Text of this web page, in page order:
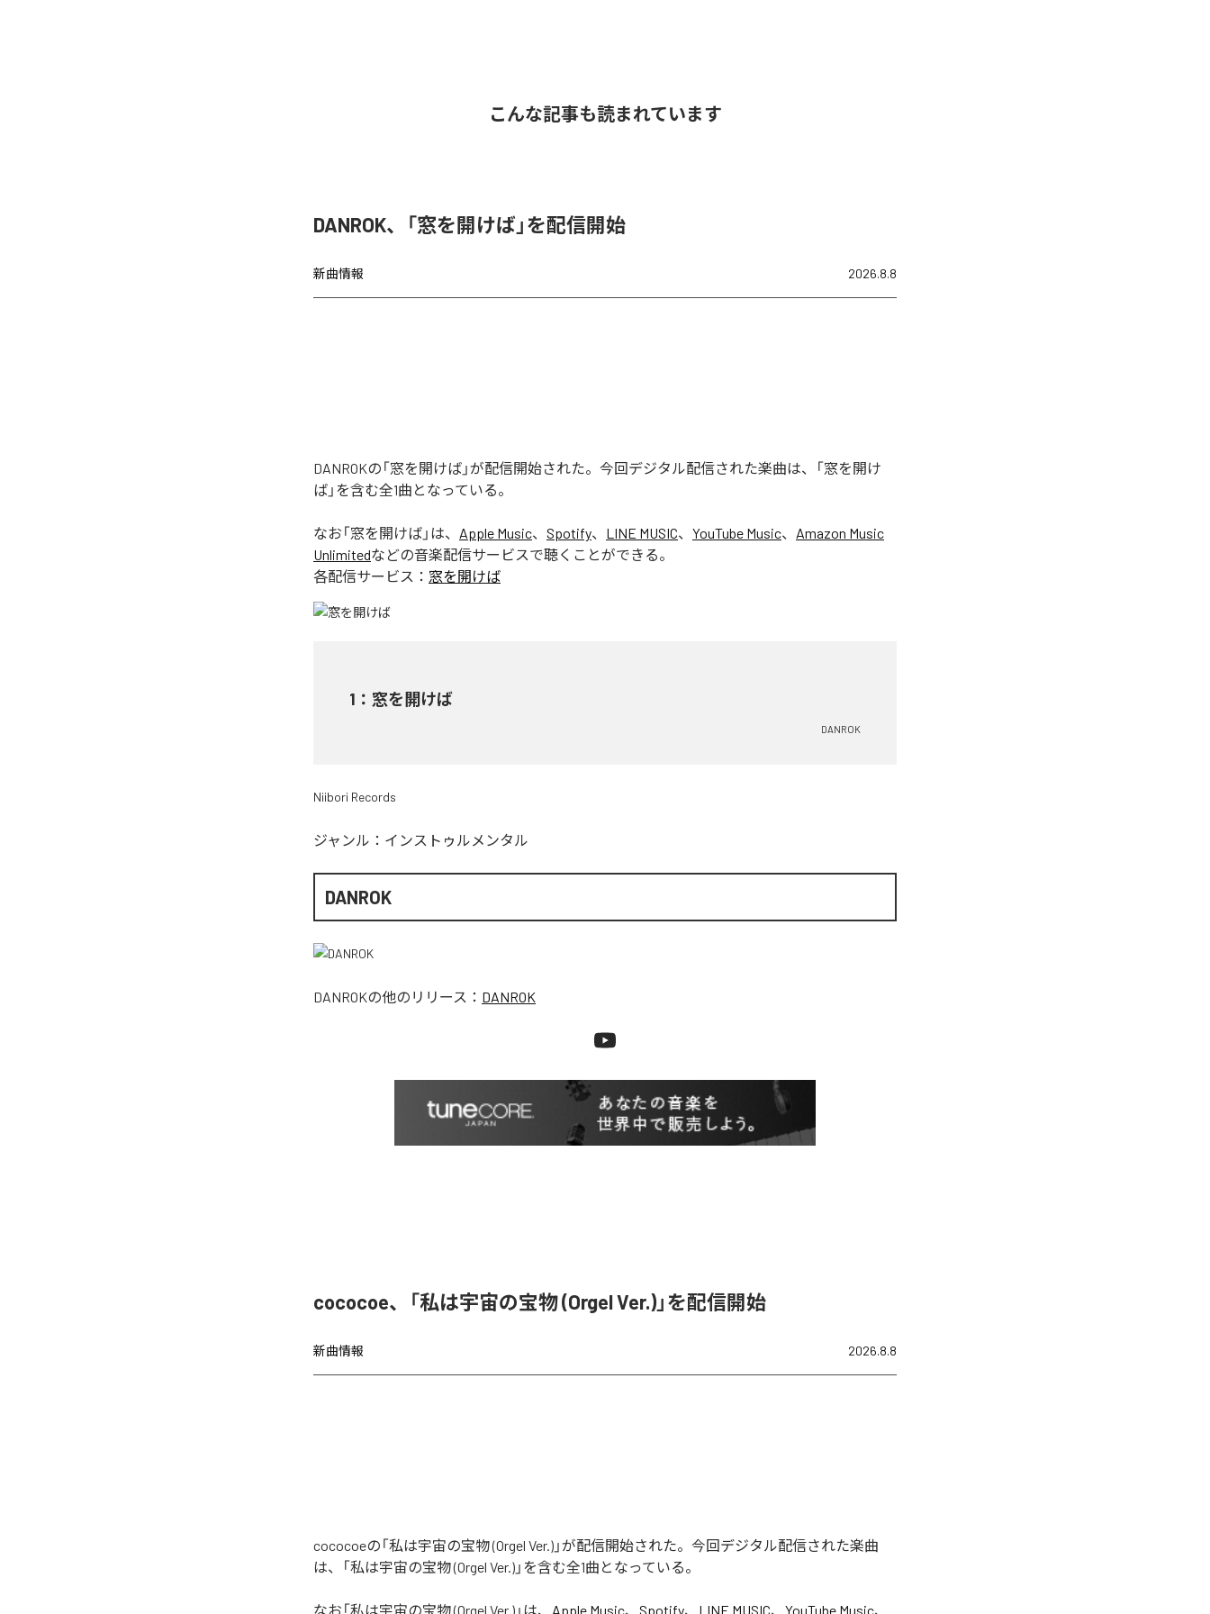
こんな記事も読まれています
DANROK、「窓を開けば」を配信開始
新曲情報 2026.8.8
DANROKの「窓を開けば」が配信開始された。今回デジタル配信された楽曲は、「窓を開け
ば」を含む全1曲となっている。
なお「窓を開けば 」は、 Apple Music、 Spotify、 LINE MUSIC、 YouTube Music、 Amazon Music
Unlimitedなどの音楽配信サービスで聴くことができる。
各配信サービス： 窓を開けば
1 ： 窓を開けば
DANROK
Niibori Records
ジャンル： インストゥルメンタル
DANROK
DANROKの他のリリース： DANROK
cococoe、「私は宇宙の宝物 (Orgel Ver.)」を配信開始
新曲情報 2026.8.8
cococoeの「私は宇宙の宝物 (Orgel Ver.)」が配信開始された。今回デジタル配信された楽曲
は、「私は宇宙の宝物 (Orgel Ver.)」を含む全1曲となっている。
なお「私は宇宙の宝物 (Orgel Ver.) 」は、 Apple Music、 Spotify、 LINE MUSIC、 YouTube Music、